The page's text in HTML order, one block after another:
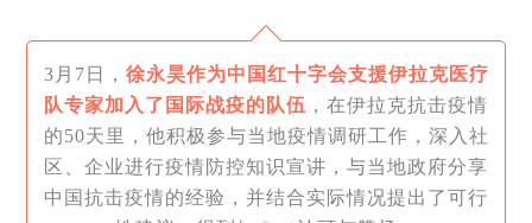
3月7日， 徐永昊作为中国红十字会支援伊拉克医疗
队专家加入了国际战疫的队伍 ，在伊拉克抗击疫情
的50天里，他积极参与当地疫情调研工作，深入社
区、企业进行疫情防控知识宣讲，与当地政府分享
中国抗击疫情的经验，并结合实际情况提出了可行